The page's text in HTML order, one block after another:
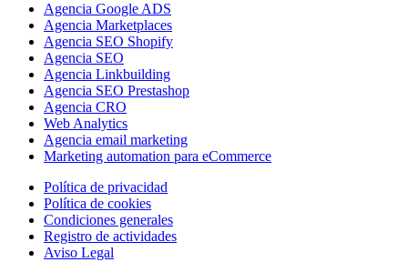
Agencia Google ADS
Agencia Marketplaces
Agencia SEO Shopify
Agencia SEO
Agencia Linkbuilding
Agencia SEO Prestashop
Agencia CRO
Web Analytics
Agencia email marketing
Marketing automation para eCommerce
Política de privacidad
Política de cookies
Condiciones generales
Registro de actividades
Aviso Legal